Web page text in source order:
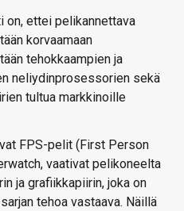
on, ettei pelikannettava
korvaamaan
tehokkaampien ja
neliydinprosessorien sekä
tultua markkinoille
FPS-pelit (First Person
vaativat pelikoneelta
ja grafiikkapiirin, joka on
tehoa vastaava. Näillä